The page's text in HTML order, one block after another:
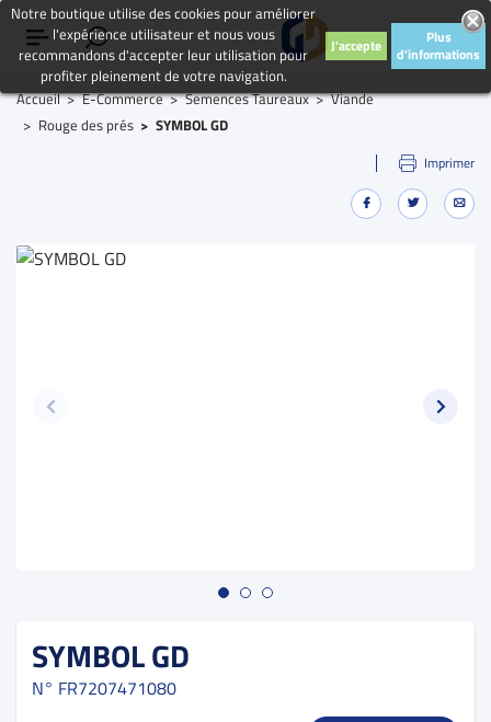
Accueil E-Commerce Semences Taureaux
Viande
Rouge des prés
SYMBOL GD
Imprimer
SYMBOL GD
N° FR7207471080
Notre boutique utilise des cookies pour améliorer
l'expérience utilisateur et nous vous
recommandons d'accepter leur utilisation pour
profiter pleinement de votre navigation.
J'accepte
Plus
d'informations